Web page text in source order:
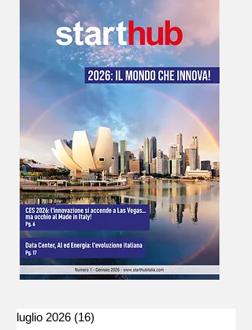
luglio 2026 (16)